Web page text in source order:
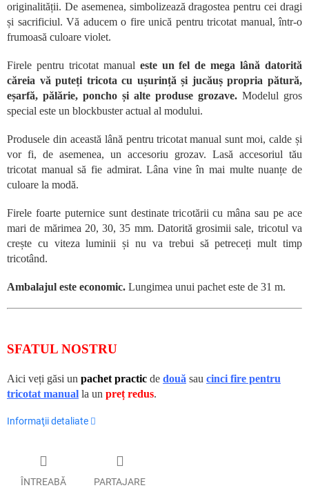
originalității. De asemenea, simbolizează dragostea pentru cei dragi
și sacrificiul. Vă aducem o fire unică pentru tricotat manual, într-o
frumoasă culoare violet.
Firele pentru tricotat manual este un fel de mega lână datorită
căreia vă puteți tricota cu ușurință și jucăuș propria pătură,
eșarfă, pălărie, poncho și alte produse grozave. Modelul gros
special este un blockbuster actual al modului.
Produsele din această lână pentru tricotat manual sunt moi, calde și
vor fi, de asemenea, un accesoriu grozav. Lasă accesoriul tău
tricotat manual să fie admirat. Lâna vine în mai multe nuanțe de
culoare la modă.
Firele foarte puternice sunt destinate tricotării cu mâna sau pe ace
mari de mărimea 20, 30, 35 mm. Datorită grosimii sale, tricotul va
crește cu viteza luminii și nu va trebui să petreceți mult timp
tricotând.
Ambalajul este economic. Lungimea unui pachet este de 31 m.
SFATUL NOSTRU
Aici veți găsi un pachet practic de două sau cinci fire pentru
tricotat manual la un preț redus.
Informaţii detaliate
ÎNTREABĂ PARTAJARE